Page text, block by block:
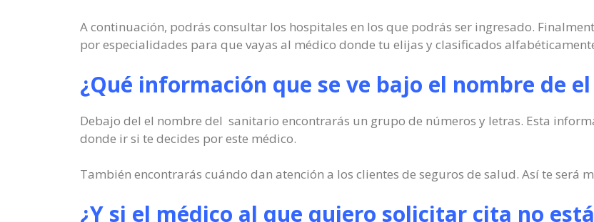
A continuación, podrás consultar los hospitales en los que podrás ser ingresado.
por especialidades para que vayas al médico donde tu elijas y clasificados
¿Qué información que se ve bajo el nombre de
Debajo del el nombre del sanitario encontrarás un grupo de números y letras. Esta
donde ir si te decides por este médico.
También encontrarás cuándo dan atención a los clientes de seguros de salud. Así te será
¿Y si el médico al que quiero solicitar cita no